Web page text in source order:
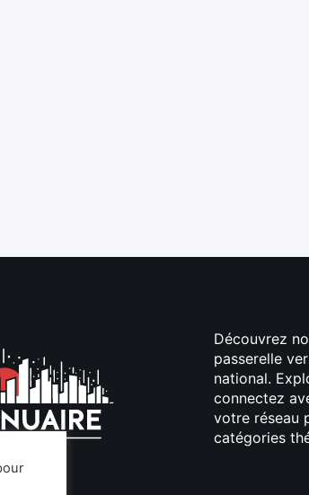
Découvrez
passerelle
national.
connectez
votre réseau
catégories